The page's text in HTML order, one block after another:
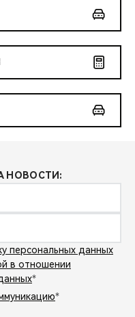
НОВОСТИ:
персональных данных
в отношении
*
*